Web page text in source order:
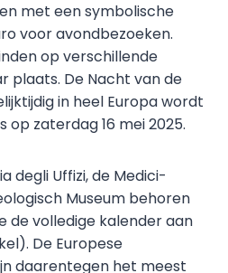
met een symbolische
voor avondbezoeken.
op verschillende
plaats. De Nacht van de
in heel Europa wordt
op zaterdag 16 mei 2025.
degli Uffizi, de Medici-
Museum behoren
de volledige kalender aan
De Europese
daarentegen het meest